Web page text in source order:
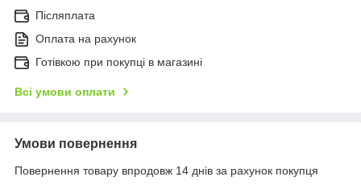
Післяплата
Оплата на рахунок
Готівкою при покупці в магазині
Всі умови оплати
Умови повернення
Повернення товару впродовж 14 днів за рахунок покупця